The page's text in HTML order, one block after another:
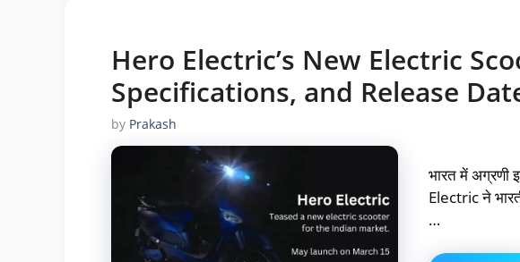
Hero Electric’s New Electric
Specifications, and Release
by Prakash
भारत में अग्रणी
Electric ने
…